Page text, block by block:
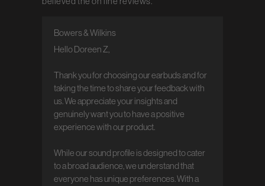
Reactie van winkeleigenaar op
beoordeling van Bowers & Wilkins over
Tue Jun 23 2026
Bowers & Wilkins
Hello Doreen Z,
Thank you for choosing our earbuds and for
taking the time to share your feedback with
us. We appreciate your insights and
genuinely want you to have a positive
experience with our product.
While our sound profile is designed to cater
to a broad audience, we understand that
everyone has unique preferences. With a